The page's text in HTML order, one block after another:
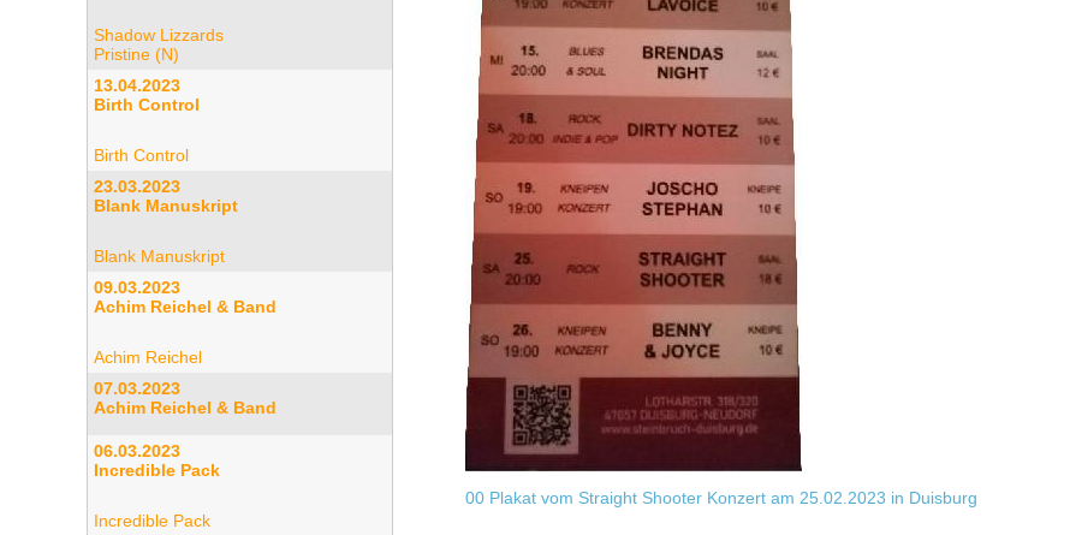
Shadow Lizzards
Pristine (N)
13.04.2023
Birth Control
Birth Control
23.03.2023
Blank Manuskript
Blank Manuskript
09.03.2023
Achim Reichel & Band
Achim Reichel
07.03.2023
Achim Reichel & Band
06.03.2023
Incredible Pack
Incredible Pack
00 Plakat vom Straight Shooter Konzert am 25.02.2023 in Duisburg